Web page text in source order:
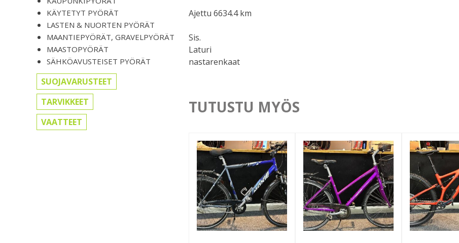
KÄYTETYT PYÖRÄT
LASTEN & NUORTEN PYÖRÄT
MAANTIEPYÖRÄT, GRAVELPYÖRÄT
MAASTOPYÖRÄT
SÄHKÖAVUSTEISET PYÖRÄT
SUOJAVARUSTEET
TARVIKKEET
VAATTEET
Ajettu 6634.4 km
Sis.
Laturi
nastarenkaat
TUTUSTU MYÖS